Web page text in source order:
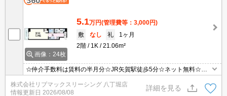
画像：24枚
5.1万円(管理費等：3,000円)
敷
なし 礼
1ヶ月
2階
1K 21.06m²
☆仲介手数料は賃料の半月分☆JR矢賀駅徒歩5分☆ネット無料☆モ
ニター付きオートロックで防犯面も安心☆近隣にスーパーやコンビ
ニがあり住環境良好です☆便利な宅配ボックスあり☆彡
株式会社リブマックスリーシング 八丁堀店
情報更新日 2026/08/08
詳細を見る